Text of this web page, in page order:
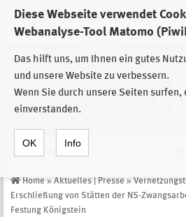
Diese Webseite verwendet
Webanalyse-Tool Matomo
Das hilft uns, um Ihnen ein gutes
und unsere Website zu verbessern.
Wenn Sie durch unsere Seiten
einverstanden.
OK Info
Zur Auswahl der Einrichtungen der
Stiftung Sächsische Gedenkstätten
Home » Aktuelles | Presse »
Erschließung von Stätten der NS-
Festung Königstein